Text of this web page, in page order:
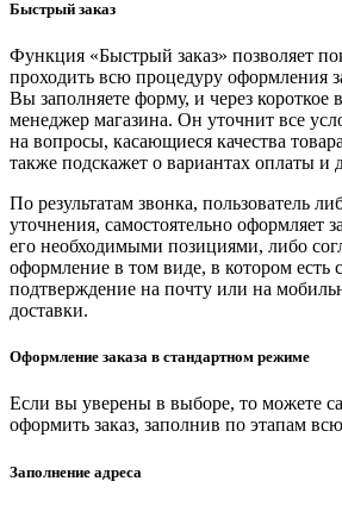
Быстрый заказ
Функция «Быстрый заказ» позволяет
проходить всю процедуру оформления
Вы заполняете форму, и через короткое
менеджер магазина. Он уточнит все
на вопросы, касающиеся качества
также подскажет о вариантах оплаты и
По результатам звонка, пользователь
уточнения, самостоятельно оформляет
его необходимыми позициями, либо
оформление в том виде, в котором есть
подтверждение на почту или на
доставки.
Оформление заказа в стандартном режиме
Если вы уверены в выборе, то можете
оформить заказ, заполнив по этапам
Заполнение адреса